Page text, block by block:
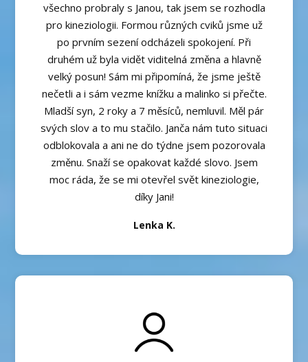
všechno probraly s Janou, tak jsem se rozhodla
pro kineziologii. Formou různých cviků jsme už
po prvním sezení odcházeli spokojení. Při
druhém už byla vidět viditelná změna a hlavně
velký posun! Sám mi připomíná, že jsme ještě
nečetli a i sám vezme knížku a malinko si přečte.
Mladší syn, 2 roky a 7 měsíců, nemluvil. Měl pár
svých slov a to mu stačilo. Janča nám tuto situaci
odblokovala a ani ne do týdne jsem pozorovala
změnu. Snaží se opakovat každé slovo. Jsem
moc ráda, že se mi otevřel svět kineziologie,
díky Jani!
Lenka K.